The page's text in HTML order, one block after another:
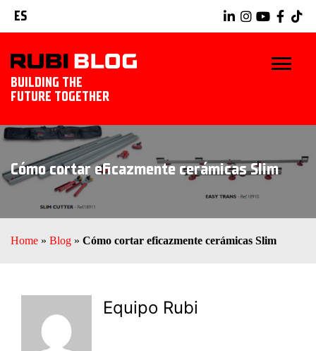
ES
BUILDING THE
FUTURE TOGETHER
INICIO
TRUCOS Y CONSEJOS
IDEAS Y PROYECTOS
HERRAMIENTAS RUBI
Cómo cortar eficazmente cerámicas Slim
Home » Blog » Cómo cortar eficazmente cerámicas Slim
Equipo Rubi